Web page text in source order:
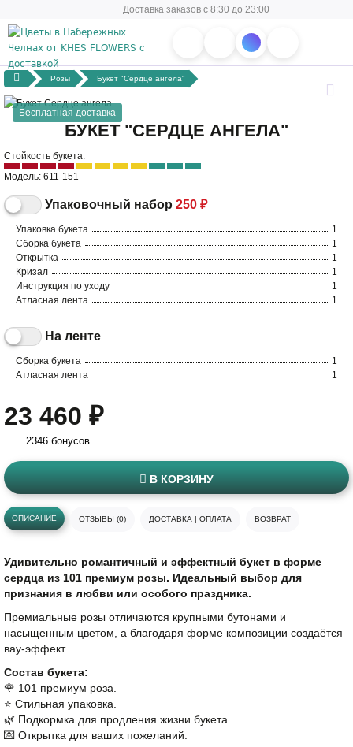
Доставка заказов с 8:30 до 23:00
Розы Букет "Сердце ангела"
Бесплатная доставка
БУКЕТ "СЕРДЦЕ АНГЕЛА"
Стойкость букета:
Модель: 611-151
Упаковочный набор 250 ₽
Упаковка букета
1
Сборка букета
1
Открытка
1
Кризал
1
Инструкция по уходу
1
Атласная лента
1
На ленте
Сборка букета
1
Атласная лента
1
23 460 ₽
2346 бонусов
В КОРЗИНУ
ОПИСАНИЕ ОТЗЫВЫ (0) ДОСТАВКА | ОПЛАТА ВОЗВРАТ
Удивительно романтичный и эффектный букет в форме
сердца из 101 премиум розы. Идеальный выбор для
признания в любви или особого праздника.
Премиальные розы отличаются крупными бутонами и
насыщенным цветом, а благодаря форме композиции создаётся
вау-эффект.
Состав букета:
🌹 101 премиум роза.
⭐️ Стильная упаковка.
🌿 Подкормка для продления жизни букета.
💌 Открытка для ваших пожеланий.